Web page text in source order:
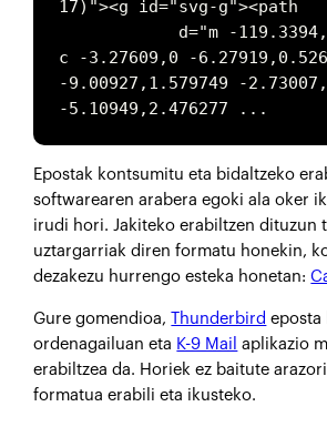
17)"><g id="svg-g"><path
c -3.27609,0 -
-9.00927,1.579749 -
-5.10949,2.476277 ...
Epostak kontsumitu eta bidaltzeko
softwarearen arabera egoki ala oker
irudi hori. Jakiteko erabiltzen dituzun
uztargarriak diren formatu honekin,
dezakezu hurrengo esteka honetan:
Gure gomendioa,Thunderbird eposta
ordenagailuan eta K-9 Mail aplikazio
erabiltzea da. Horiek ez baitute
formatua erabili eta ikusteko.